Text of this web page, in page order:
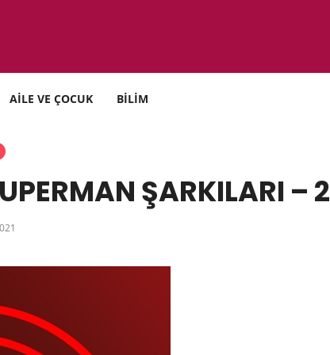
AİLE VE ÇOCUK BİLİM
ŞARKILARI – 2